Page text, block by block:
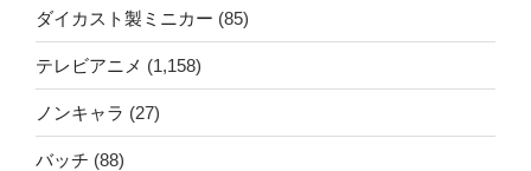
ダイカスト製ミニカー (85)
テレビアニメ (1,158)
ノンキャラ (27)
バッチ (88)